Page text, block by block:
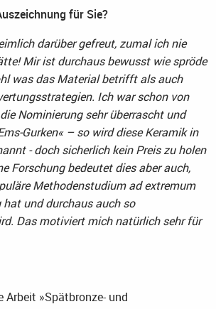
für Sie?
darüber gefreut, zumal ich nie
Mir ist durchaus bewusst wie spröde
was das Material betrifft als auch
Ich war schon von
Nominierung sehr überrascht und
Gurken« – so wird diese Keramik in
- doch sicherlich kein Preis zu holen
Forschung bedeutet dies aber auch,
Methodenstudium ad extremum
hat und durchaus auch so
Das motiviert mich natürlich sehr für
Arbeit »Spätbronze- und